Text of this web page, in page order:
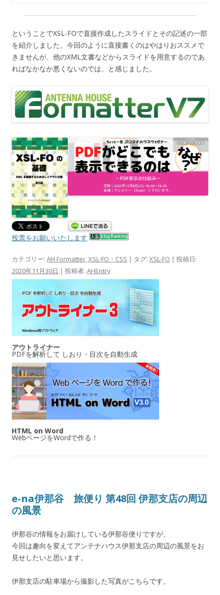
ということでXSL-FOで直接作成したスライドとその記述の一部
を紹介しました。今回のように直接書くのはやはりおススメで
きませんが、他のXML文書などからスライドを用意するのであ
ればなかなか悪くないのでは、と感じました。
投票をお願いいたします
カテゴリー: AH Formatter,XSL-FO・CSS | タグ: XSL-FO | 投稿日:
2020年11月30日 | 投稿者: AHEntry
アウトライナー
PDFを解析して しおり・目次を自動生成
HTML on Word
WebページをWordで作る！
e-na伊那谷 旅便り 第48回 伊那支店の周辺
の風景
伊那谷の情報をお届けしている伊那谷便りですが、
今回は趣向を変えてアンテナハウス伊那支店の周辺の風景をお
見せしたいと思います。
伊那支店の駐車場から撮影した写真がこちらです。